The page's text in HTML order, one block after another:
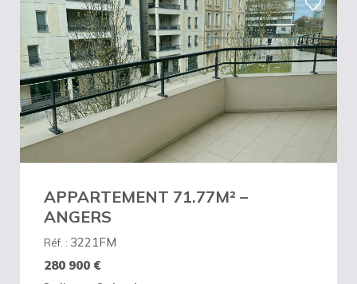
APPARTEMENT 71.77M² –
ANGERS
Réf. : 3221FM
280 900 €